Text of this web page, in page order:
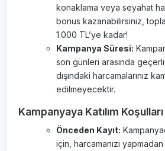
konaklama veya seyahat
bonus kazanabilirsiniz,
1.000 TL’ye kadar!
Kampanya Süresi:
son günleri arasında
dışındaki harcamalarınız
edilmeyecektir.
Kampanyaya Katılım Koşulları
Önceden Kayıt:
için, harcamanızı